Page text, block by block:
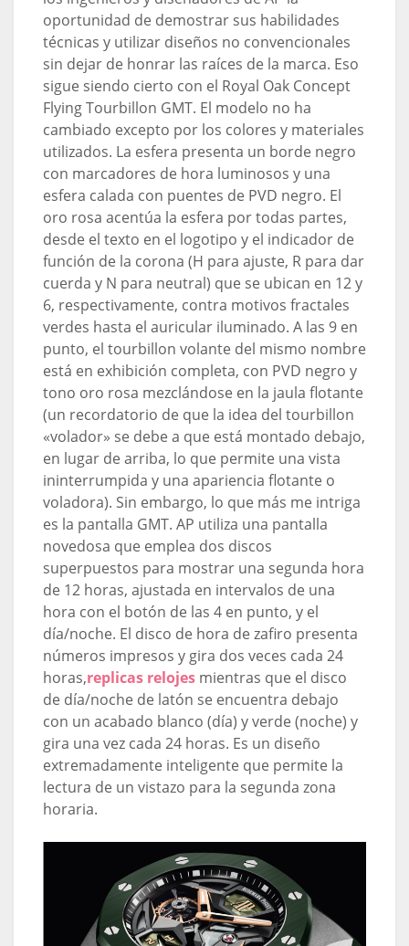
oportunidad de demostrar sus habilidades
técnicas y utilizar diseños no convencionales
sin dejar de honrar las raíces de la marca. Eso
sigue siendo cierto con el Royal Oak Concept
Flying Tourbillon GMT. El modelo no ha
cambiado excepto por los colores y materiales
utilizados. La esfera presenta un borde negro
con marcadores de hora luminosos y una
esfera calada con puentes de PVD negro. El
oro rosa acentúa la esfera por todas partes,
desde el texto en el logotipo y el indicador de
función de la corona (H para ajuste, R para dar
cuerda y N para neutral) que se ubican en 12 y
6, respectivamente, contra motivos fractales
verdes hasta el auricular iluminado. A las 9 en
punto, el tourbillon volante del mismo nombre
está en exhibición completa, con PVD negro y
tono oro rosa mezclándose en la jaula flotante
(un recordatorio de que la idea del tourbillon
«volador» se debe a que está montado debajo,
en lugar de arriba, lo que permite una vista
ininterrumpida y una apariencia flotante o
voladora). Sin embargo, lo que más me intriga
es la pantalla GMT. AP utiliza una pantalla
novedosa que emplea dos discos
superpuestos para mostrar una segunda hora
de 12 horas, ajustada en intervalos de una
hora con el botón de las 4 en punto, y el
día/noche. El disco de hora de zafiro presenta
números impresos y gira dos veces cada 24
horas,replicas relojesmientras que el disco
de día/noche de latón se encuentra debajo
con un acabado blanco (día) y verde (noche) y
gira una vez cada 24 horas. Es un diseño
extremadamente inteligente que permite la
lectura de un vistazo para la segunda zona
horaria.